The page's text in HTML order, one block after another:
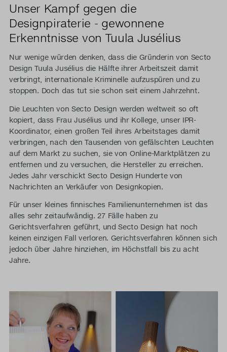
Unser Kampf gegen die
Designpiraterie - gewonnene
Erkenntnisse von Tuula Jusélius
Nur wenige würden denken, dass die Gründerin von Secto
Design Tuula Jusélius die Hälfte ihrer Arbeitszeit damit
verbringt, internationale Kriminelle aufzuspüren und zu
stoppen. Doch das tut sie schon seit einem Jahrzehnt.
Die Leuchten von Secto Design werden weltweit so oft
kopiert, dass Frau Jusélius und ihr Kollege, unser IPR-
Koordinator, einen großen Teil ihres Arbeitstages damit
verbringen, nach den Tausenden von gefälschten Leuchten
auf dem Markt zu suchen, sie von Online-Marktplätzen zu
entfernen und zu versuchen, die Hersteller zu erreichen.
Jedes Jahr verschickt Secto Design Hunderte von
Nachrichten an Verkäufer von Designkopien.
Für unser kleines finnisches Familienunternehmen ist das
alles sehr zeitaufwändig. 27 Fälle haben zu
Gerichtsverfahren geführt, und Secto Design hat noch
keinen einzigen Fall verloren. Gerichtsverfahren können sich
jedoch über Jahre hinziehen, im Höchstfall bis zu acht
Jahre.